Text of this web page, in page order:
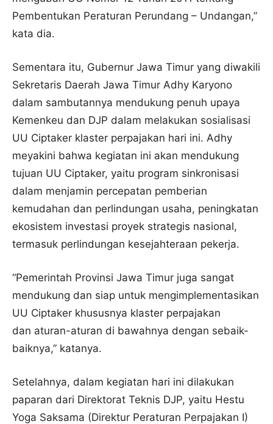
Pembentukan Peraturan Perundang – Undangan,”
kata dia.
Sementara itu, Gubernur Jawa Timur yang diwakili
Sekretaris Daerah Jawa Timur Adhy Karyono
dalam sambutannya mendukung penuh upaya
Kemenkeu dan DJP dalam melakukan sosialisasi
UU Ciptaker klaster perpajakan hari ini. Adhy
meyakini bahwa kegiatan ini akan mendukung
tujuan UU Ciptaker, yaitu program sinkronisasi
dalam menjamin percepatan pemberian
kemudahan dan perlindungan usaha, peningkatan
ekosistem investasi proyek strategis nasional,
termasuk perlindungan kesejahteraan pekerja.
“Pemerintah Provinsi Jawa Timur juga sangat
mendukung dan siap untuk mengimplementasikan
UU Ciptaker khususnya klaster perpajakan
dan aturan-aturan di bawahnya dengan sebaik-
baiknya,” katanya.
Setelahnya, dalam kegiatan hari ini dilakukan
paparan dari Direktorat Teknis DJP, yaitu Hestu
Yoga Saksama (Direktur Peraturan Perpajakan I)